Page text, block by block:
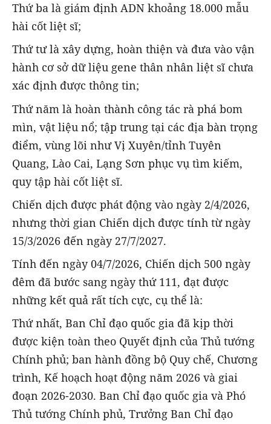
Thứ ba là giám định ADN khoảng 18.000 mẫu
hài cốt liệt sĩ;
Thứ tư là xây dựng, hoàn thiện và đưa vào vận
hành cơ sở dữ liệu gene thân nhân liệt sĩ chưa
xác định được thông tin;
Thứ năm là hoàn thành công tác rà phá bom
mìn, vật liệu nổ; tập trung tại các địa bàn trọng
điểm, vùng lõi như Vị Xuyên/tỉnh Tuyên
Quang, Lào Cai, Lạng Sơn phục vụ tìm kiếm,
quy tập hài cốt liệt sĩ.
Chiến dịch được phát động vào ngày 2/4/2026,
nhưng thời gian Chiến dịch được tính từ ngày
15/3/2026 đến ngày 27/7/2027.
Tính đến ngày 04/7/2026, Chiến dịch 500 ngày
đêm đã bước sang ngày thứ 111, đạt được
những kết quả rất tích cực, cụ thể là:
Thứ nhất, Ban Chỉ đạo quốc gia đã kịp thời
được kiện toàn theo Quyết định của Thủ tướng
Chính phủ; ban hành đồng bộ Quy chế, Chương
trình, Kế hoạch hoạt động năm 2026 và giai
đoạn 2026-2030. Ban Chỉ đạo quốc gia và Phó
Thủ tướng Chính phủ, Trưởng Ban Chỉ đạo